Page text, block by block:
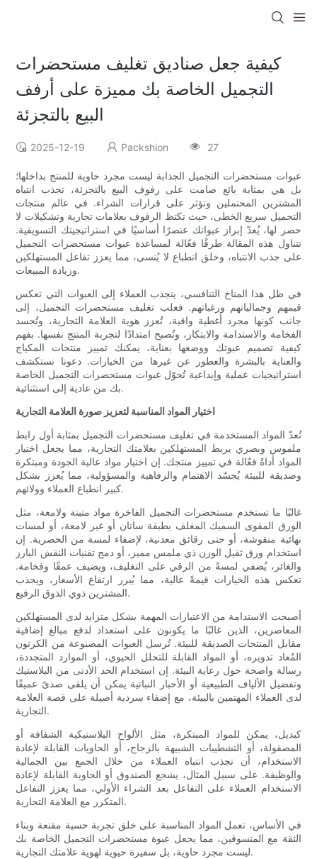
كيفية جعل صناديق تغليف مستحضرات
التجميل الخاصة بك مميزة على أرفف
البيع بالتجزئة
2025-12-19 Packshion 27
عبوات مستحضرات التجميل الجذابة ليست مجرد حاوية للمنتج بداخلها؛
بل هي بمثابة بائع صامت على رفوف البيع بالتجزئة، تجذب انتباه
المشترين المحتملين وتؤثر على قرارات الشراء. في عالم منتجات
التجميل سريع الخطى، حيث تكتظ الرفوف بعلامات تجارية وتشكيلات لا
حصر لها، يُعدّ إبراز عبواتك عنصرًا أساسيًا في استراتيجيتك التسويقية.
تتناول هذه المقالة طرقًا فعّالة لمساعدة عبوات مستحضرات التجميل
على جذب الانتباه، وخلق انطباع لا يُنسى، مما يعزز تفاعل المستهلكين
وزيادة المبيعات.
في ظل هذا المناخ التنافسي، ينجذب العملاء إلى العبوات التي تعكس
قيمهم وجمالياتهم ورغباتهم. فعلب تغليف مستحضرات التجميل، إلى
جانب كونها مجرد أغطية واقية، تُعزز هوية العلامة التجارية، وتُجسد
الفخامة والاستدامة والابتكار، وتُصبح امتدادًا لتجربة المنتج نفسها. بفهم
كيفية تصميم عبوتك ووضعها بعناية، يمكنك تمييز منتجات المكياج
والعناية بالبشرة والعطور عن غيرها من الخيارات. دعونا نستكشف
استراتيجيات عملية وإبداعية تُحوّل عبوات مستحضرات التجميل الخاصة
بك من عادية إلى استثنائية.
اختيار المواد المناسبة لتعزيز صورة العلامة التجارية
تُعدّ المواد المستخدمة في تغليف مستحضرات التجميل بمثابة أول رابط
ملموس وبصري يربط المستهلكين بعلامتك التجارية، مما يجعل اختيار
المواد أداةً فعّالة في تمييز منتجك. إن اختيار مواد عالية الجودة ومبتكرة
وصديقة للبيئة يُجسّد الاهتمام والرفاهية والمسؤولية، مما يُعزز بشكل
كبير انطباع العملاء وولائهم.
غالبًا ما تستخدم مستحضرات التجميل الفاخرة مواد متينة ولامعة، مثل
الورق المقوى السميك المغلف بطبقة ساتان أو غير لامعة، أو لمسات
نهائية منقوشة، أو حتى رقائق معدنية، لإضفاء لمسة من الحصرية. إن
استخدام ورق ثقيل الوزن ذي ملمس مميز، أو دمج تقنيات النقش البارز
والغائر، يُضفي لمسةً من الرقي على التغليف، ويضيف عمقًا وفخامة.
تعكس هذه الخيارات قيمةً عالية، مما يُبرر ارتفاع الأسعار، ويجذب
المشترين ذوي الذوق الرفيع.
أصبحت الاستدامة من الاعتبارات المهمة بشكل متزايد لدى المستهلكين
المعاصرين، الذين غالبًا ما يكونون على استعداد لدفع مبالغ إضافية
مقابل المنتجات الصديقة للبيئة. تُرسل العبوات المصنوعة من الكرتون
المُعاد تدويره، أو المواد القابلة للتحلل الحيوي، أو الموارد المتجددة،
رسالة واضحة حول رعاية البيئة. إن استخدام الحد الأدنى من البلاستيك
وتفضيل الألياف الطبيعية أو الأحبار النباتية يمكن أن يلقى صدىً عميقًا
لدى العملاء المهتمين بالبيئة، مع إضفاء سردية أصيلة على قصة العلامة
التجارية.
كبديل، يمكن للمواد المبتكرة، مثل الألواح البلاستيكية الشفافة أو
المصقولة، أو التشطيبات الشبيهة بالزجاج، أو الحاويات القابلة لإعادة
الاستخدام، أن تجذب انتباه العملاء من خلال الجمع بين الجمالية
والوظيفة. على سبيل المثال، يشجع الصندوق أو الحاوية القابلة لإعادة
الاستخدام العملاء على التفاعل بعد الشراء الأولي، مما يعزز التفاعل
المتكرر مع العلامة التجارية.
في الأساس، تعمل المواد المناسبة على خلق تجربة حسية مقنعة وبناء
الثقة مع المتسوقين، مما يجعل عبوة مستحضرات التجميل الخاصة بك
ليست مجرد حاوية، بل سفيرة حيوية لهوية علامتك التجارية.